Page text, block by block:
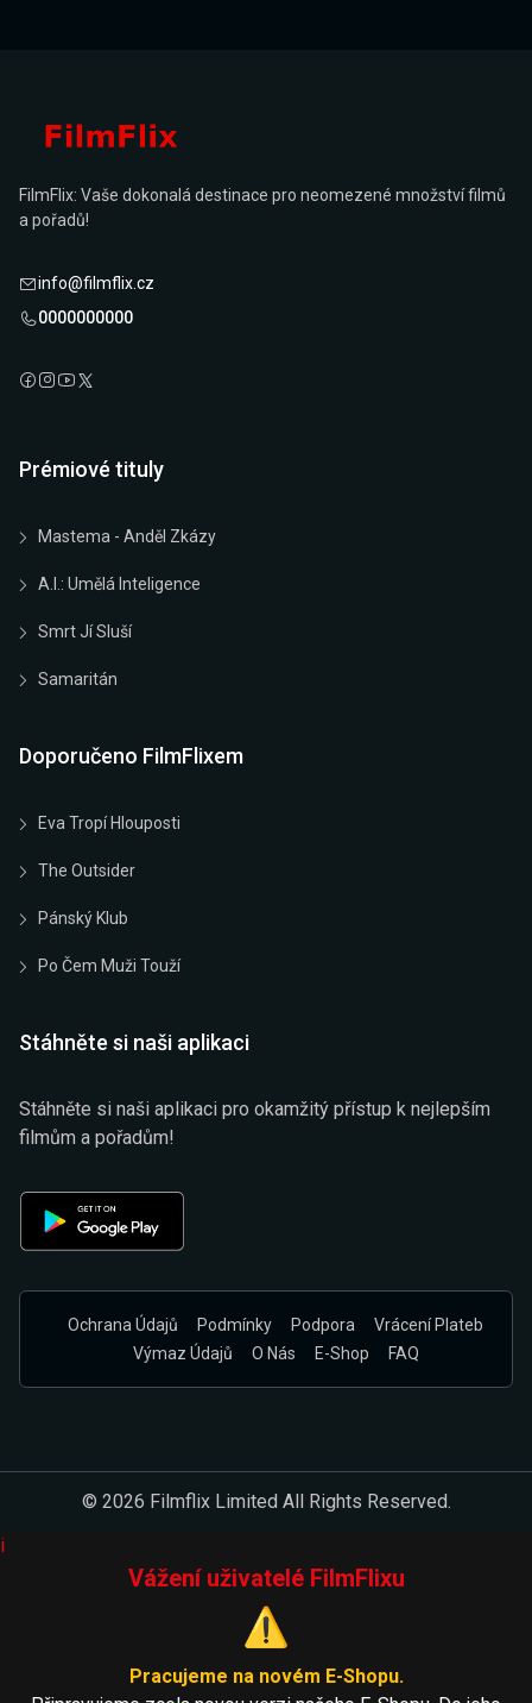
FilmFlix: Vaše dokonalá destinace pro neomezené množství filmů
a pořadů!
info@filmflix.cz
0000000000
Prémiové tituly
Mastema - Anděl Zkázy
A.I.: Umělá Inteligence
Smrt Jí Sluší
Samaritán
Doporučeno FilmFlixem
Eva Tropí Hlouposti
The Outsider
Pánský Klub
Po Čem Muži Touží
Stáhněte si naši aplikaci
Stáhněte si naši aplikaci pro okamžitý přístup k nejlepším
filmům a pořadům!
Ochrana Údajů Podmínky Podpora
Vrácení Plateb
Výmaz Údajů
O Nás E-Shop FAQ
© 2026 Filmflix Limited All Rights Reserved.
i
Vážení uživatelé FilmFlixu
⚠️
Pracujeme na novém E-Shopu.